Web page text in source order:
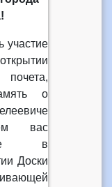
о
вас
в
Доски